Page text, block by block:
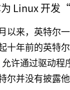
Linux 开发
以来，英特尔
十年前的英特
允许通过驱动程
尔并没有披露